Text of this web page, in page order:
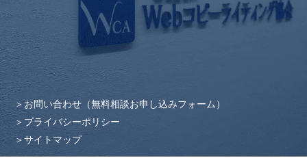
お問い合わせ（無料相談お申し込みフォーム）
プライバシーポリシー
サイトマップ